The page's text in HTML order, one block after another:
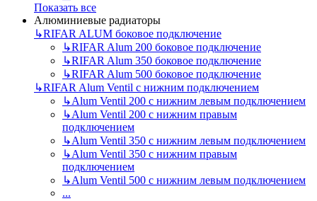
Показать все
Алюминиевые радиаторы
↳RIFAR ALUM боковое подключение
↳RIFAR Alum 200 боковое подключение
↳RIFAR Alum 350 боковое подключение
↳RIFAR Alum 500 боковое подключение
↳RIFAR Alum Ventil с нижним подключением
↳Alum Ventil 200 с нижним левым подключением
↳Alum Ventil 200 с нижним правым
подключением
↳Alum Ventil 350 с нижним левым подключением
↳Alum Ventil 350 с нижним правым
подключением
↳Alum Ventil 500 с нижним левым подключением
...